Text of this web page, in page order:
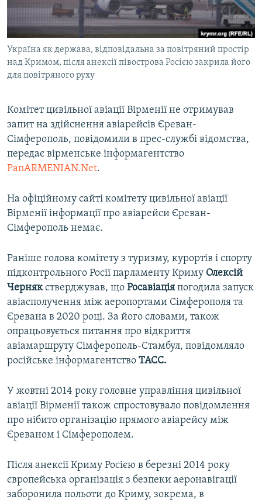
ВІДЕОУРОКИ «ELIFBE»
СВІДЧЕННЯ ОКУПАЦІЇ
УКРАЇНСЬКА ПРОБЛЕМА КРИМУ
ІНФОГРАФІКА
Qırımtatar
ДОЛУЧАЙСЯ!
Усі сайти RFE/RL
Україна як держава, відповідальна за повітряний простір
над Кримом, після анексії півострова Росією закрила його
для повітряного руху
Комітет цивільної авіації Вірменії не отримував
запит на здійснення авіарейсів Єреван-
Сімферополь, повідомили в прес-службі відомства,
передає вірменське інформагентство
PanARMENIAN.Net.
На офіційному сайті комітету цивільної авіації
Вірменії інформації про авіарейси Єреван-
Сімферополь немає.
Раніше голова комітету з туризму, курортів і спорту
підконтрольного Росії парламенту Криму Олексій
Чернякстверджував, що Росавіація погодила запуск
авіасполучення між аеропортами Сімферополя та
Єревана в 2020 році. За його словами, також
опрацьовується питання про відкриття
авіамаршруту Сімферополь-Стамбул, повідомляло
російське інформагентство ТАСС.
У жовтні 2014 року головне управління цивільної
авіації Вірменії також спростовувало повідомлення
про нібито організацію прямого авіарейсу між
Єреваном і Сімферополем.
Після анексії Криму Росією в березні 2014 року
європейська організація з безпеки аеронавігації
заборонила польоти до Криму, зокрема, в